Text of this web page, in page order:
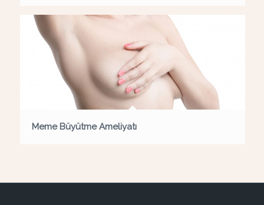
Meme Büyütme Ameliyatı